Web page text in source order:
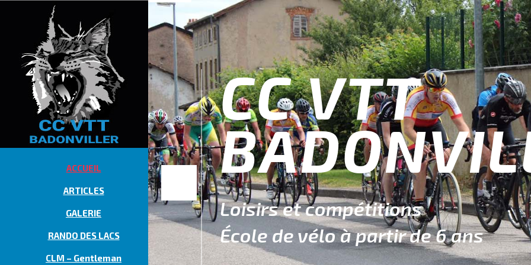
ACCUEIL
ARTICLES
GALERIE
RANDO DES LACS
CLM – Gentleman
CC VTT
Loisirs et compétitions
École de vélo à partir de 6 ans